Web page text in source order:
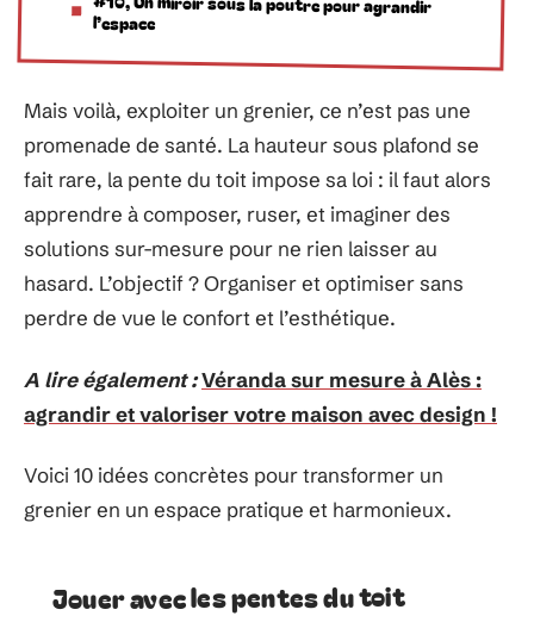
l’espace
Mais voilà, exploiter un grenier, ce n’est pas une
promenade de santé. La hauteur sous plafond se
fait rare, la pente du toit impose sa loi : il faut alors
apprendre à composer, ruser, et imaginer des
solutions sur-mesure pour ne rien laisser au
hasard. L’objectif ? Organiser et optimiser sans
perdre de vue le confort et l’esthétique.
A lire également :Véranda sur mesure à Alès :
agrandir et valoriser votre maison avec design !
Voici 10 idées concrètes pour transformer un
grenier en un espace pratique et harmonieux.
Jouer avec les pentes du toit